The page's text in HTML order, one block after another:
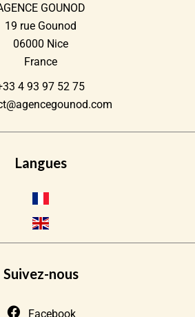
GOUNOD
19 rue Gounod
06000 Nice
France
4 93 97 52 75
Langues
Suivez-nous
Facebook